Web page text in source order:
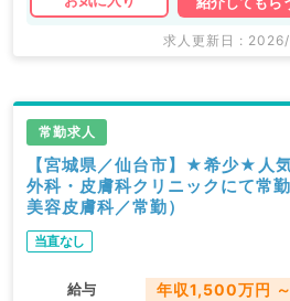
求人更新日 :
常勤求人
【宮城県／仙台市】★希少★人
外科・皮膚科クリニックにて常
美容皮膚科／常勤）
当直なし
給与 年収1,500万円 ～